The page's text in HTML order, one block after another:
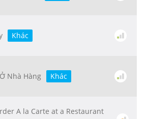
Khác
Nhà Hàng Khác
A la Carte at a Restaurant